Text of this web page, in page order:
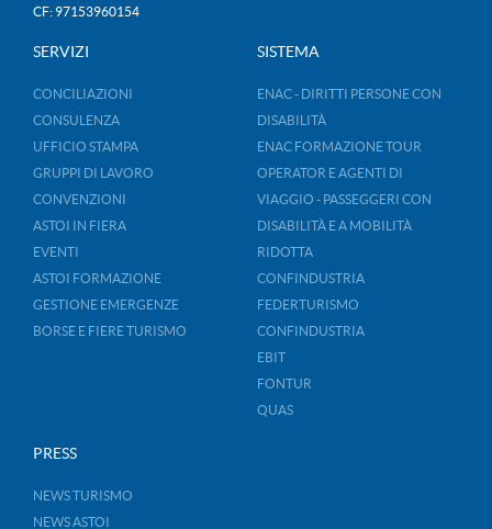
CF: 97153960154
SERVIZI
CONCILIAZIONI
CONSULENZA
UFFICIO STAMPA
GRUPPI DI LAVORO
CONVENZIONI
ASTOI IN FIERA
EVENTI
ASTOI FORMAZIONE
GESTIONE EMERGENZE
BORSE E FIERE TURISMO
SISTEMA
ENAC - DIRITTI PERSONE CON
DISABILITÀ
ENAC FORMAZIONE TOUR
OPERATOR E AGENTI DI
VIAGGIO - PASSEGGERI CON
DISABILITÀ E A MOBILITÀ
RIDOTTA
CONFINDUSTRIA
FEDERTURISMO
CONFINDUSTRIA
EBIT
FONTUR
QUAS
PRESS
NEWS TURISMO
NEWS ASTOI